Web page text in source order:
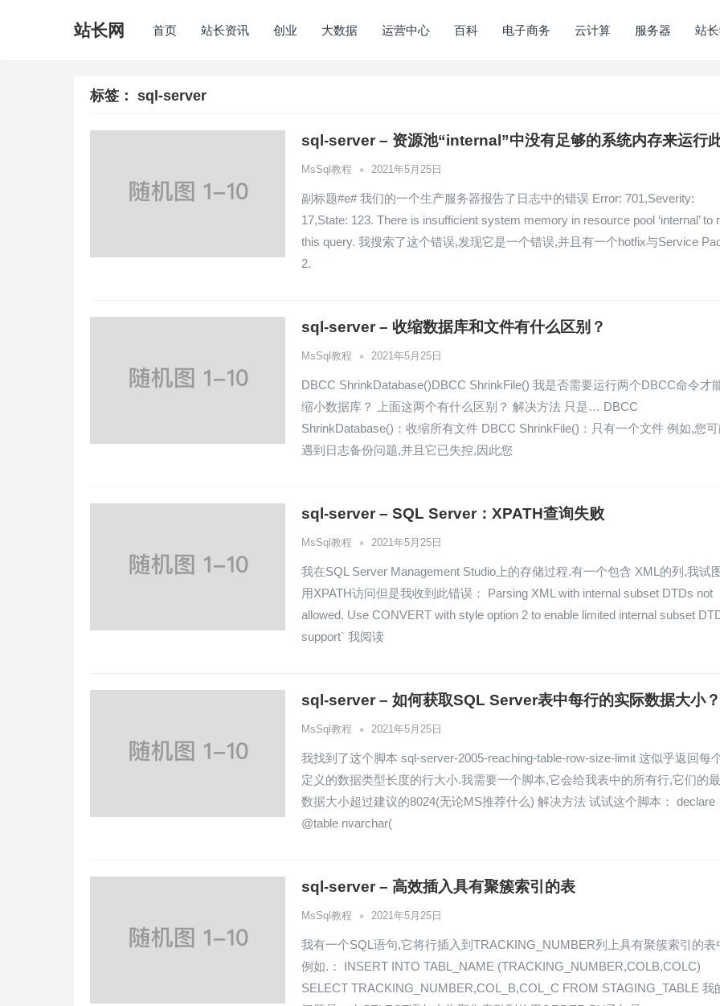
站长网 首页 站长资讯 创业 大数据 运营中心 百科 电子商务 云计算 服务器 站
标签： sql-server
sql-server – 资源池“internal”中没有足够的系统内存来运行
MsSql教程 • 2021年5月25日
副标题#e# 我们的一个生产服务器报告了日志中的错误 Error: 701,Severity:
17,State: 123. There is insufficient system memory in resource pool ‘internal’ to
this query. 我搜索了这个错误,发现它是一个错误,并且有一个hotfix与Service
2.
sql-server – 收缩数据库和文件有什么区别？
MsSql教程 • 2021年5月25日
DBCC ShrinkDatabase()DBCC ShrinkFile() 我是否需要运行两个DBCC命令才
缩小数据库？ 上面这两个有什么区别？ 解决方法 只是… DBCC
ShrinkDatabase()：收缩所有文件 DBCC ShrinkFile()：只有一个文件 例如,您
遇到日志备份问题,并且它已失控,因此您
sql-server – SQL Server：XPATH查询失败
MsSql教程 • 2021年5月25日
我在SQL Server Management Studio上的存储过程.有一个包含 XML的列,我试图
用XPATH访问但是我收到此错误： Parsing XML with internal subset DTDs not
allowed. Use CONVERT with style option 2 to enable limited internal subset
support` 我阅读
sql-server – 如何获取SQL Server表中每行的实际数据大小？
MsSql教程 • 2021年5月25日
我找到了这个脚本 sql-server-2005-reaching-table-row-size-limit 这似乎返回每
定义的数据类型长度的行大小.我需要一个脚本,它会给我表中的所有行,它们的
数据大小超过建议的8024(无论MS推荐什么) 解决方法 试试这个脚本： declare
@table nvarchar(
sql-server – 高效插入具有聚簇索引的表
MsSql教程 • 2021年5月25日
我有一个SQL语句,它将行插入到TRACKING_NUMBER列上具有聚簇索引的表
例如.： INSERT INTO TABL_NAME (TRACKING_NUMBER,COLB,COLC)
SELECT TRACKING_NUMBER,COL_B,COL_C FROM STAGING_TABLE 我